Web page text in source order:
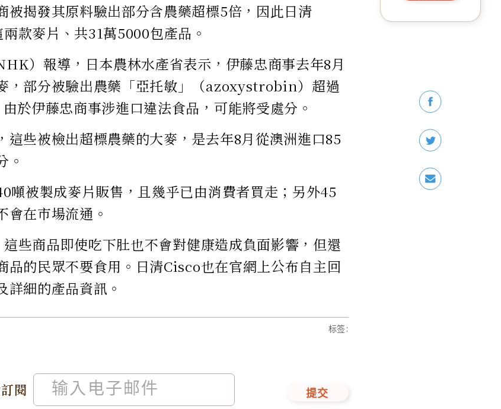
被揭發其原料驗出部分含農藥超標5倍，因此日清
款麥片、共31萬5000包產品。
）報導，日本農林水產省表示，伊藤忠商事去年8月
，部分被驗出農藥「亞托敏」（azoxystrobin）超過
於伊藤忠商事涉進口違法食品，可能將受處分。
這些被檢出超標農藥的大麥，是去年8月從澳洲進口85
。
噸被製成麥片販售，且幾乎已由消費者買走；另外45
會在市場流通。
些商品即使吃下肚也不會對健康造成負面影響，但還
品的民眾不要食用。日清Cisco也在官網上公布自主回
詳細的產品資訊。
閱 提交
标签: